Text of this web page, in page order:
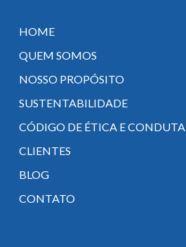
HOME
QUEM SOMOS
NOSSO PROPÓSITO
SUSTENTABILIDADE
CÓDIGO DE ÉTICA E CONDUTA
CLIENTES
BLOG
CONTATO